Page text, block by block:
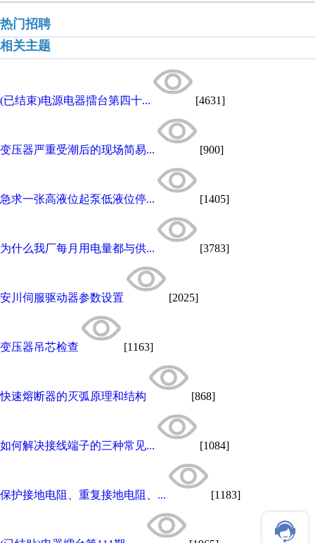
热门招聘
相关主题
(已结束)电源电器擂台第四十... [4631]
变压器严重受潮后的现场简易... [900]
急求一张高液位起泵低液位停... [1405]
为什么我厂每月用电量都与供... [3783]
安川伺服驱动器参数设置 [2025]
变压器吊芯检查 [1163]
快速熔断器的灭弧原理和结构 [868]
如何解决接线端子的三种常见... [1084]
保护接地电阻、重复接地电阻、... [1183]